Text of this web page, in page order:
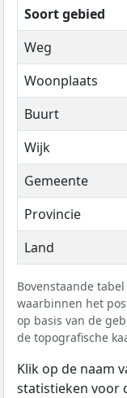
Soort gebied
Weg
Woonplaats
Buurt
Wijk
Gemeente
Provincie
Land
Bovenstaande
waarbinnen het
op basis van de
de topografische
Klik op de naam
statistieken voor